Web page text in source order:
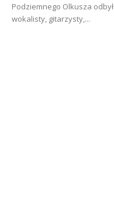
Podziemnego Olkusza
wokalisty, gitarzysty,...